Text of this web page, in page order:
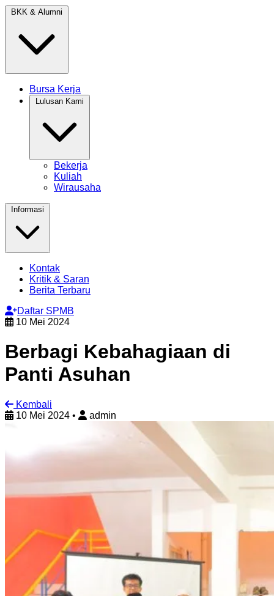
Bursa Kerja
Bekerja
Kuliah
Wirausaha
Kontak
Kritik & Saran
Berita Terbaru
Daftar SPMB
10 Mei 2024
Berbagi Kebahagiaan di
Panti Asuhan
Kembali
10 Mei 2024 • admin